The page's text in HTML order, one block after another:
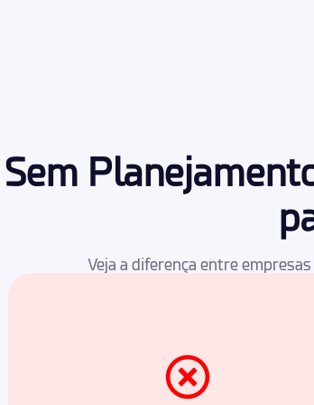
Sem
Veja a diferença entre